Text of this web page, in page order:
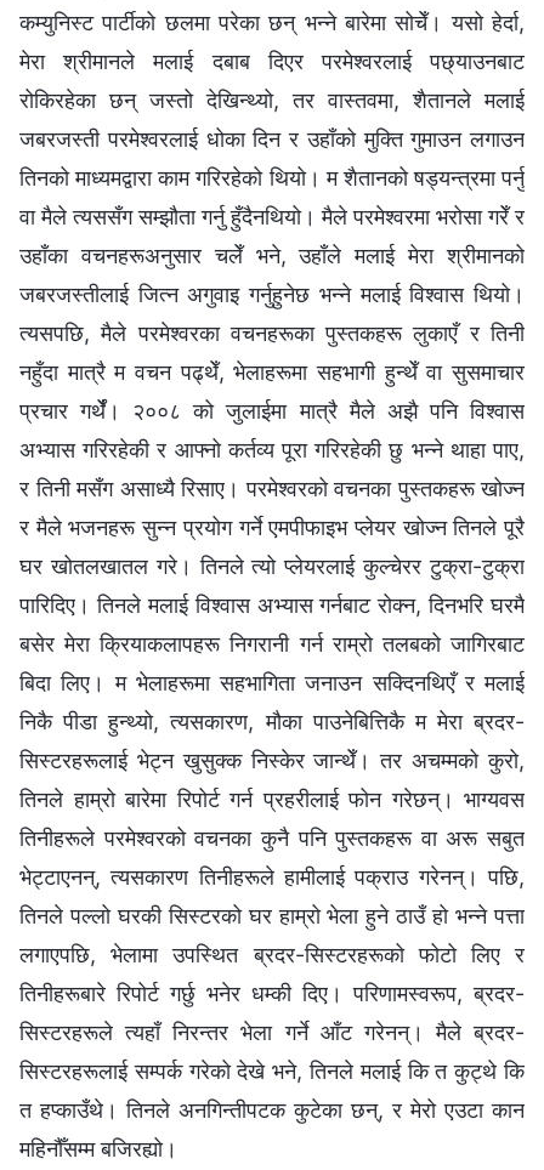
कम्युनिस्ट पार्टीको छलमा परेका छन् भन्‍ने बारेमा सोचेँ। यसो हेर्दा,
मेरा श्रीमानले मलाई दबाब दिएर परमेश्‍वरलाई पछ्याउनबाट
रोकिरहेका छन् जस्तो देखिन्थ्यो, तर वास्तवमा, शैतानले मलाई
जबरजस्ती परमेश्‍वरलाई धोका दिन र उहाँको मुक्ति गुमाउन लगाउन
तिनको माध्यमद्वारा काम गरिरहेको थियो। म शैतानको षड्यन्त्रमा पर्नु
वा मैले त्यससँग सम्झौता गर्नु हुँदैनथियो। मैले परमेश्‍वरमा भरोसा गरेँ र
उहाँका वचनहरूअनुसार चलेँ भने, उहाँले मलाई मेरा श्रीमानको
जबरजस्तीलाई जित्‍न अगुवाइ गर्नुहुनेछ भन्‍ने मलाई विश्‍वास थियो।
त्यसपछि, मैले परमेश्‍वरका वचनहरूका पुस्तकहरू लुकाएँ र तिनी
नहुँदा मात्रै म वचन पढ्थेँ, भेलाहरूमा सहभागी हुन्थेँ वा सुसमाचार
प्रचार गर्थेँ। २००८ को जुलाईमा मात्रै मैले अझै पनि विश्‍वास
अभ्यास गरिरहेकी र आफ्‍नो कर्तव्य पूरा गरिरहेकी छु भन्‍ने थाहा पाए,
र तिनी मसँग असाध्यै रिसाए। परमेश्‍वरको वचनका पुस्तकहरू खोज्‍न
र मैले भजनहरू सुन्‍न प्रयोग गर्ने एमपीफाइभ प्‍लेयर खोज्‍न तिनले पूरै
घर खोतलखातल गरे। तिनले त्यो प्‍लेयरलाई कुल्चेरर टुक्रा-टुक्रा
पारिदिए। तिनले मलाई विश्‍वास अभ्यास गर्नबाट रोक्‍न, दिनभरि घरमै
बसेर मेरा क्रियाकलापहरू निगरानी गर्न राम्रो तलबको जागिरबाट
बिदा लिए। म भेलाहरूमा सहभागिता जनाउन सक्दिनथिएँ र मलाई
निकै पीडा हुन्थ्यो, त्यसकारण, मौका पाउनेबित्तिकै म मेरा ब्रदर-
सिस्टरहरूलाई भेट्न खुसुक्‍क निस्केर जान्थेँ। तर अचम्‍मको कुरो,
तिनले हाम्रो बारेमा रिपोर्ट गर्न प्रहरीलाई फोन गरेछन्। भाग्यवस
तिनीहरूले परमेश्‍वरको वचनका कुनै पनि पुस्तकहरू वा अरू सबुत
भेट्टाएनन्, त्यसकारण तिनीहरूले हामीलाई पक्राउ गरेनन्। पछि,
तिनले पल्‍लो घरकी सिस्टरको घर हाम्रो भेला हुने ठाउँ हो भन्‍ने पत्ता
लगाएपछि, भेलामा उपस्थित ब्रदर-सिस्टरहरूको फोटो लिए र
तिनीहरूबारे रिपोर्ट गर्छु भनेर धम्की दिए। परिणामस्वरूप, ब्रदर-
सिस्टरहरूले त्यहाँ निरन्तर भेला गर्ने आँट गरेनन्। मैले ब्रदर-
सिस्टरहरूलाई सम्पर्क गरेको देखे भने, तिनले मलाई कि त कुट्थे कि
त हप्काउँथे। तिनले अनगिन्तीपटक कुटेका छन्, र मेरो एउटा कान
महिनौँसम्‍म बजिरह्यो।